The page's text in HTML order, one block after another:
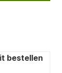
bestellen